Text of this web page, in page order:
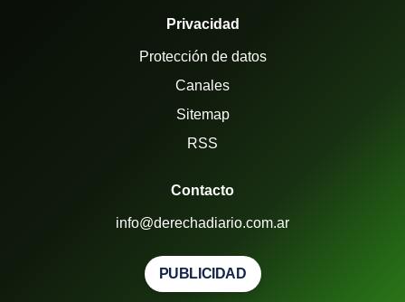
Privacidad
Protección de datos
Canales
Sitemap
RSS
Contacto
info@derechadiario.com.ar
PUBLICIDAD